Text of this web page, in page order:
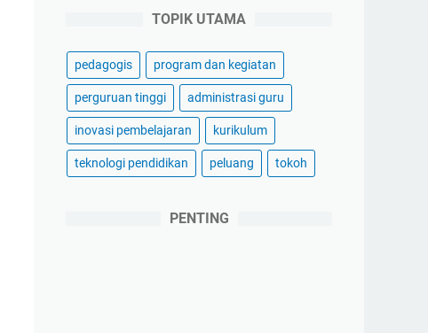
TOPIK UTAMA
pedagogis program dan kegiatan
perguruan tinggi administrasi guru
inovasi pembelajaran kurikulum
teknologi pendidikan peluang tokoh
PENTING